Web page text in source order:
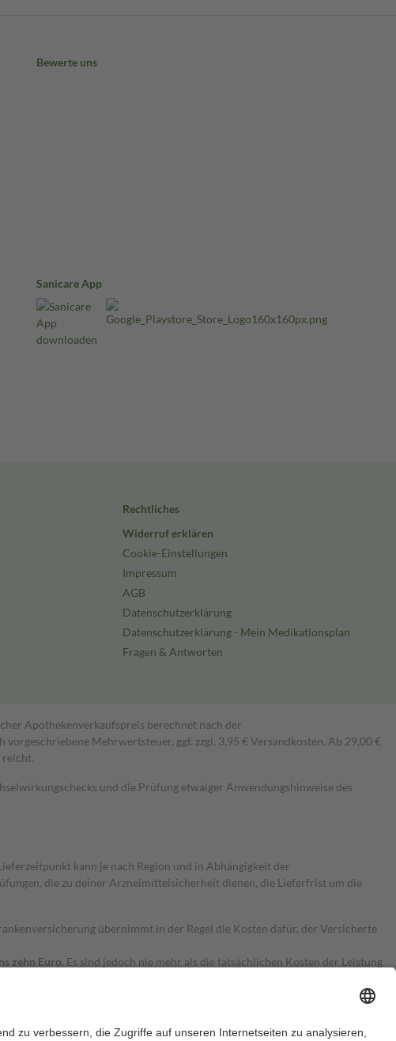
Bewerte uns
Sanicare App
Rechtliches
Widerruf erklären
Cookie-Einstellungen
Impressum
AGB
Datenschutzerklärung
Datenschutzerklärung - Mein Medikationsplan
Fragen & Antworten
Apothekenverkaufspreis berechnet nach der
Mehrwertsteuer, ggf. zzgl. 3,95 € Versandkosten. Ab 29,00 €
reicht.
und die Prüfung etwaiger Anwendungshinweise des
kann je nach Region und in Abhängigkeit der
die zu deiner Arzneimittelsicherheit dienen, die Lieferfrist um die
übernimmt in der Regel die Kosten dafür, der Versicherte
zehn Euro. Es sind jedoch nie mehr als die tatsächlichen Kosten der Leistung
keine Zuzahlungen an bei: